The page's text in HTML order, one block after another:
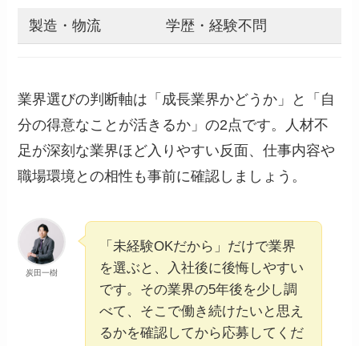
製造・物流 学歴・経験不問
業界選びの判断軸は「成長業界かどうか」と「自
分の得意なことが活きるか」の2点です。人材不
足が深刻な業界ほど入りやすい反面、仕事内容や
職場環境との相性も事前に確認しましょう。
炭田一樹
「未経験OKだから」だけで業界
を選ぶと、入社後に後悔しやすい
です。その業界の5年後を少し調
べて、そこで働き続けたいと思え
るかを確認してから応募してくだ